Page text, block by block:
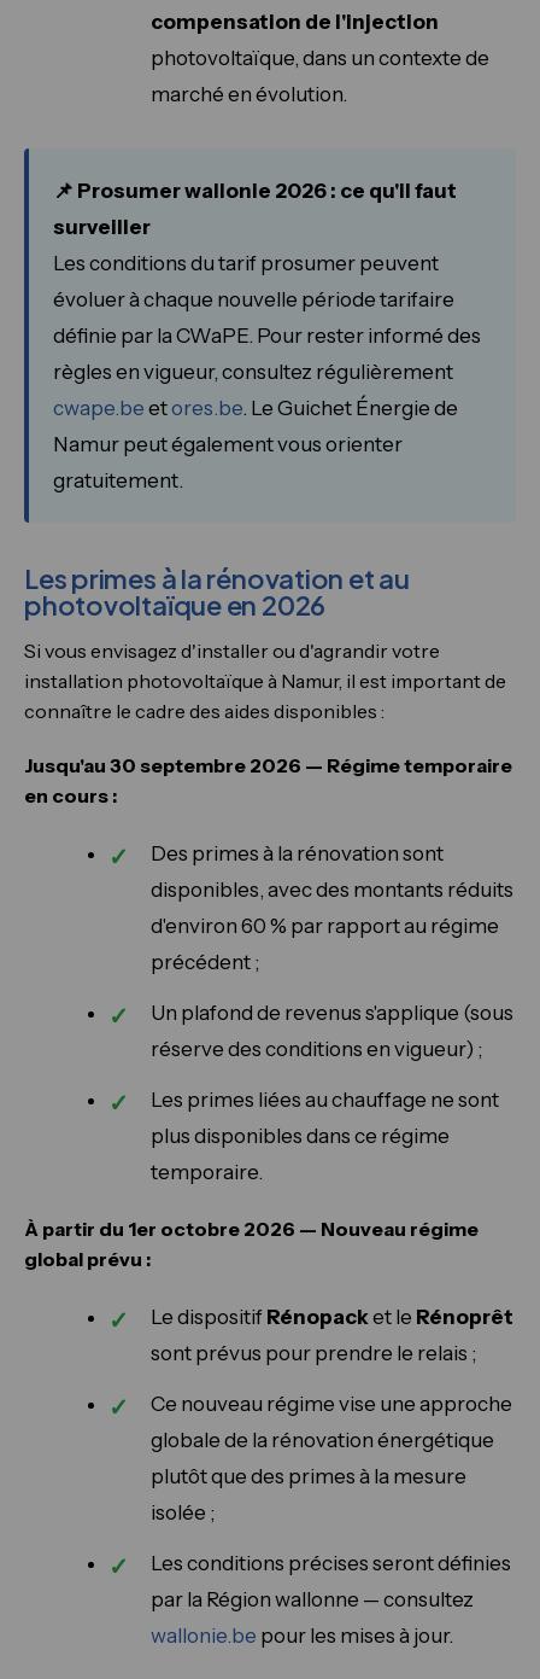
compensation de l'injection
photovoltaïque, dans un contexte de
marché en évolution.
📌 Prosumer wallonie 2026 : ce qu'il faut
surveiller
Les conditions du tarif prosumer peuvent
évoluer à chaque nouvelle période tarifaire
définie par la CWaPE. Pour rester informé des
règles en vigueur, consultez régulièrement
cwape.be etores.be. Le Guichet Énergie de
Namur peut également vous orienter
gratuitement.
Les primes à la rénovation et au
photovoltaïque en 2026
Si vous envisagez d'installer ou d'agrandir votre
installation photovoltaïque à Namur, il est important de
connaître le cadre des aides disponibles :
Jusqu'au 30 septembre 2026 — Régime temporaire
en cours :
Des primes à la rénovation sont
disponibles, avec des montants réduits
d'environ 60 % par rapport au régime
précédent ;
Un plafond de revenus s'applique (sous
réserve des conditions en vigueur) ;
Les primes liées au chauffage ne sont
plus disponibles dans ce régime
temporaire.
À partir du 1er octobre 2026 — Nouveau régime
global prévu :
Le dispositif Rénopacket le Rénoprêt
sont prévus pour prendre le relais ;
Ce nouveau régime vise une approche
globale de la rénovation énergétique
plutôt que des primes à la mesure
isolée ;
Les conditions précises seront définies
par la Région wallonne — consultez
wallonie.be pour les mises à jour.